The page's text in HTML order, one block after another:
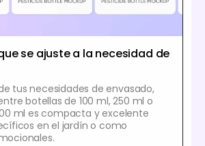
se ajuste a la necesidad de
tus necesidades de envasado,
botellas de 100 ml, 250 ml o
ml es compacta y excelente
en el jardín o como